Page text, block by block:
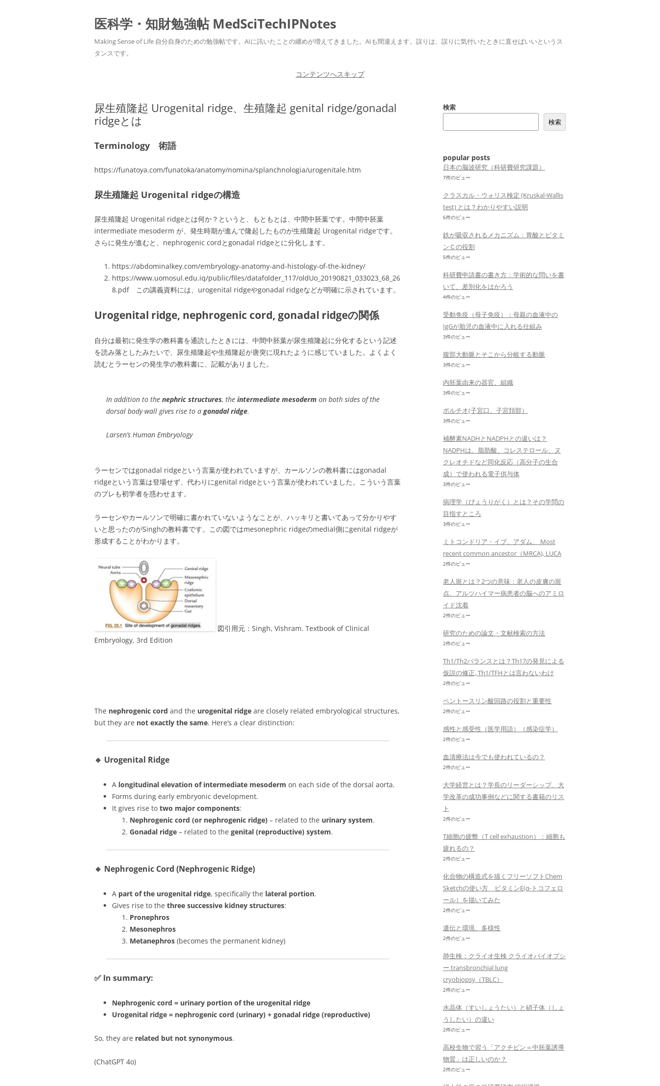
医科学・知財勉強帖 MedSciTechIPNotes
Making Sense of Life 自分自身のための勉強帖です。AIに訊いたことの纏めが増えてきました。AIも間違えます。誤りは、誤りに気付いたときに直せばいいというス
タンスです。
コンテンツへスキップ
尿生殖隆起 Urogenital ridge、生殖隆起 genital ridge/gonadal
ridgeとは
Terminology 術語
https://funatoya.com/funatoka/anatomy/nomina/splanchnologia/urogenitale.htm
尿生殖隆起 Urogenital ridgeの構造
尿生殖隆起 Urogenital ridgeとは何か？というと、もともとは、中間中胚葉です。中間中胚葉
intermediate mesoderm が、発生時期が進んで隆起したものが生殖隆起 Urogenital ridgeです。
さらに発生が進むと、nephrogenic cordとgonadal ridgeとに分化します。
https://abdominalkey.com/embryology-anatomy-and-histology-of-the-kidney/
https://www.uomosul.edu.iq/public/files/datafolder_117/oldUo_20190821_033023_68_26
8.pdf この講義資料には、urogenital ridgeやgonadal ridgeなどが明確に示されています。
Urogenital ridge, nephrogenic cord, gonadal ridgeの関係
自分は最初に発生学の教科書を通読したときには、中間中胚葉が尿生殖隆起に分化するという記述
を読み落としたみたいで、尿生殖隆起や生殖隆起が唐突に現れたように感じていました。よくよく
読むとラーセンの発生学の教科書に、記載がありました。
In addition to the nephric structures, the intermediate mesoderm on both sides of the
dorsal body wall gives rise to a gonadal ridge.
Larsen’s Human Embryology
ラーセンではgonadal ridgeという言葉が使われていますが、カールソンの教科書にはgonadal
ridgeという言葉は登場せず、代わりにgenital ridgeという言葉が使われていました。こういう言葉
のブレも初学者を惑わせます。
ラーセンやカールソンで明確に書かれていないようなことが、ハッキリと書いてあって分かりやす
いと思ったのがSinghの教科書です。この図ではmesonephric ridgeのmedial側にgenital ridgeが
形成することがわかります。
図引用元：Singh, Vishram. Textbook of Clinical
Embryology, 3rd Edition
The nephrogenic cord and the urogenital ridge are closely related embryological structures,
but they are not exactly the same. Here’s a clear distinction:
🔹 Urogenital Ridge
A longitudinal elevation of intermediate mesoderm on each side of the dorsal aorta.
Forms during early embryonic development.
It gives rise to two major components:
Nephrogenic cord (or nephrogenic ridge) – related to the urinary system.
Gonadal ridge – related to the genital (reproductive) system.
🔹 Nephrogenic Cord (Nephrogenic Ridge)
A part of the urogenital ridge, specifically the lateral portion.
Gives rise to the three successive kidney structures:
Pronephros
Mesonephros
Metanephros (becomes the permanent kidney)
✅ In summary:
Nephrogenic cord = urinary portion of the urogenital ridge
Urogenital ridge = nephrogenic cord (urinary) + gonadal ridge (reproductive)
So, they are related but not synonymous.
(ChatGPT 4o)
検索
検索
popular posts
日本の脳波研究（科研費研究課題）
7件のビュー
クラスカル・ウォリス検定 (Kruskal-Wallis
test) とは？わかりやすい説明
6件のビュー
鉄が吸収されるメカニズム：胃酸とビタミ
ンＣの役割
5件のビュー
科研費申請書の書き方：学術的な問いを書
いて、差別化をはかろう
4件のビュー
受動免疫（母子免疫）：母親の血液中の
IgGが胎児の血液中に入れる仕組み
3件のビュー
腹部大動脈とそこから分岐する動脈
3件のビュー
内胚葉由来の器官、組織
3件のビュー
ポルチオ(子宮口、子宮頚部）
3件のビュー
補酵素NADHとNADPHとの違いは？
NADPHは、脂肪酸、コレステロール、ヌ
クレオチドなど同化反応（高分子の生合
成）で使われる電子供与体
3件のビュー
病理学（びょうりがく）とは？その学問の
目指すところ
3件のビュー
ミトコンドリア・イブ、アダム、 Most
recent common ancestor（MRCA), LUCA
2件のビュー
老人斑とは？2つの意味：老人の皮膚の斑
点、アルツハイマー病患者の脳へのアミロ
イド沈着
2件のビュー
研究のための論文・文献検索の方法
2件のビュー
Th1/Th2バランスとは？Th17の発見による
仮説の修正, Th1/TFHとは言わないわけ
2件のビュー
ペントースリン酸回路の役割と重要性
2件のビュー
感性と感受性（医学用語）（感染症学）
2件のビュー
血清療法は今でも使われているの？
2件のビュー
大学経営とは？学長のリーダーシップ、大
学改革の成功事例などに関する書籍のリス
ト
2件のビュー
T細胞の疲弊（T cell exhaustion）：細胞も
疲れるの？
2件のビュー
化合物の構造式を描くフリーソフトChem
Sketchの使い方 ビタミンE(α-トコフェロ
ール）を描いてみた
2件のビュー
遺伝と環境、多様性
2件のビュー
肺生検：クライオ生検 クライオバイオプシ
ー transbronchial lung
cryobiopsy（TBLC）
2件のビュー
水晶体（すいしょうたい）と硝子体（しょ
うしたい）の違い
2件のビュー
高校生物で習う「アクチビン＝中胚葉誘導
物質」は正しいのか？
2件のビュー